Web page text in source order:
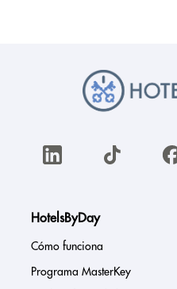
HotelsByDay
Cómo funciona
Programa MasterKey